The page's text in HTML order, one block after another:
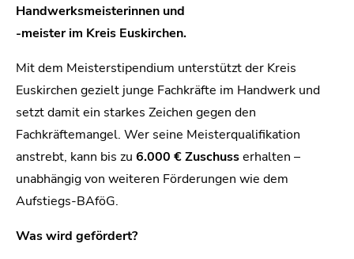
Handwerksmeisterinnen und
-meister im Kreis Euskirchen.
Mit dem Meisterstipendium unterstützt der Kreis
Euskirchen gezielt junge Fachkräfte im Handwerk und
setzt damit ein starkes Zeichen gegen den
Fachkräftemangel. Wer seine Meisterqualifikation
anstrebt, kann bis zu 6.000 € Zuschusserhalten –
unabhängig von weiteren Förderungen wie dem
Aufstiegs-BAföG.
Was wird gefördert?